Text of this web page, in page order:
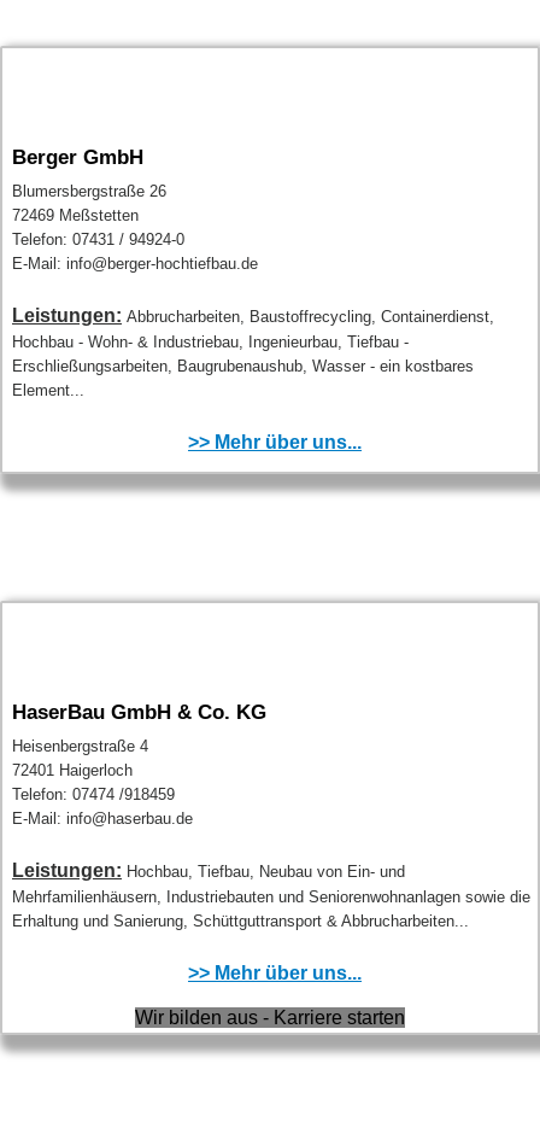
Berger GmbH
Blumersbergstraße 26
72469 Meßstetten
Telefon: 07431 / 94924-0
E-Mail: info@berger-hochtiefbau.de
Leistungen: Abbrucharbeiten, Baustoffrecycling, Containerdienst,
Hochbau - Wohn- & Industriebau, Ingenieurbau, Tiefbau -
Erschließungsarbeiten, Baugrubenaushub, Wasser - ein kostbares
Element...
>> Mehr über uns...
HaserBau GmbH & Co. KG
Heisenbergstraße 4
72401 Haigerloch
Telefon: 07474 /918459
E-Mail: info@haserbau.de
Leistungen: Hochbau, Tiefbau, Neubau von Ein- und
Mehrfamilienhäusern, Industriebauten und Seniorenwohnanlagen sowie die
Erhaltung und Sanierung, Schüttguttransport & Abbrucharbeiten...
>> Mehr über uns...
Wir bilden aus - Karriere starten